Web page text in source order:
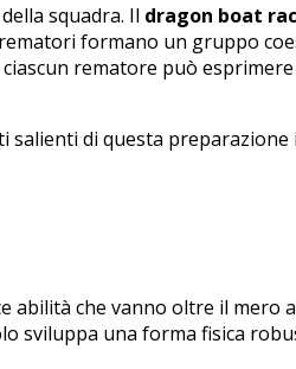
squadra. Il​ dragon boat
formano‌ un gruppo
rematore può
salienti di questa preparazione
abilità che⁢ vanno oltre ‍il mero
sviluppa una ‌forma fisica